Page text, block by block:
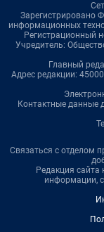
Зарегистрировано
информационных
Регистрационный
Учредитель:
Главный
Адрес редакции:
Контактные данные
Связаться с отделом
Редакция сайта
информации,